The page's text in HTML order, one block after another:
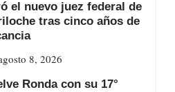
el nuevo juez federal de
tras cinco años de
8, 2026
Ronda con su 17°